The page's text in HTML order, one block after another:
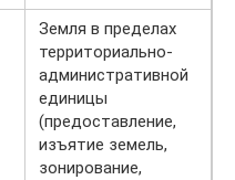
Земля в пределах
территориально-
административной
единицы
(предоставление,
изъятие земель,
зонирование,